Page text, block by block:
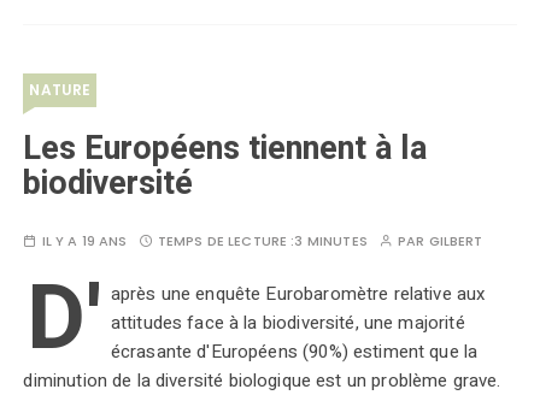
NATURE
Les Européens tiennent à la
biodiversité
IL Y A 19 ANS TEMPS DE LECTURE :3 MINUTES PAR GILBERT
D' après une enquête Eurobaromètre relative aux
attitudes face à la biodiversité, une majorité
écrasante d'Européens (90%) estiment que la
diminution de la diversité biologique est un problème grave.